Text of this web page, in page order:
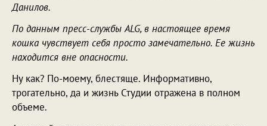
Данилов.
По данным пресс-службы ALG, в настоящее время
кошка чувствует себя просто замечательно. Ее жизнь
находится вне опасности.
Ну как? По-моему, блестяще. Информативно,
трогательно, да и жизнь Студии отражена в полном
объеме.